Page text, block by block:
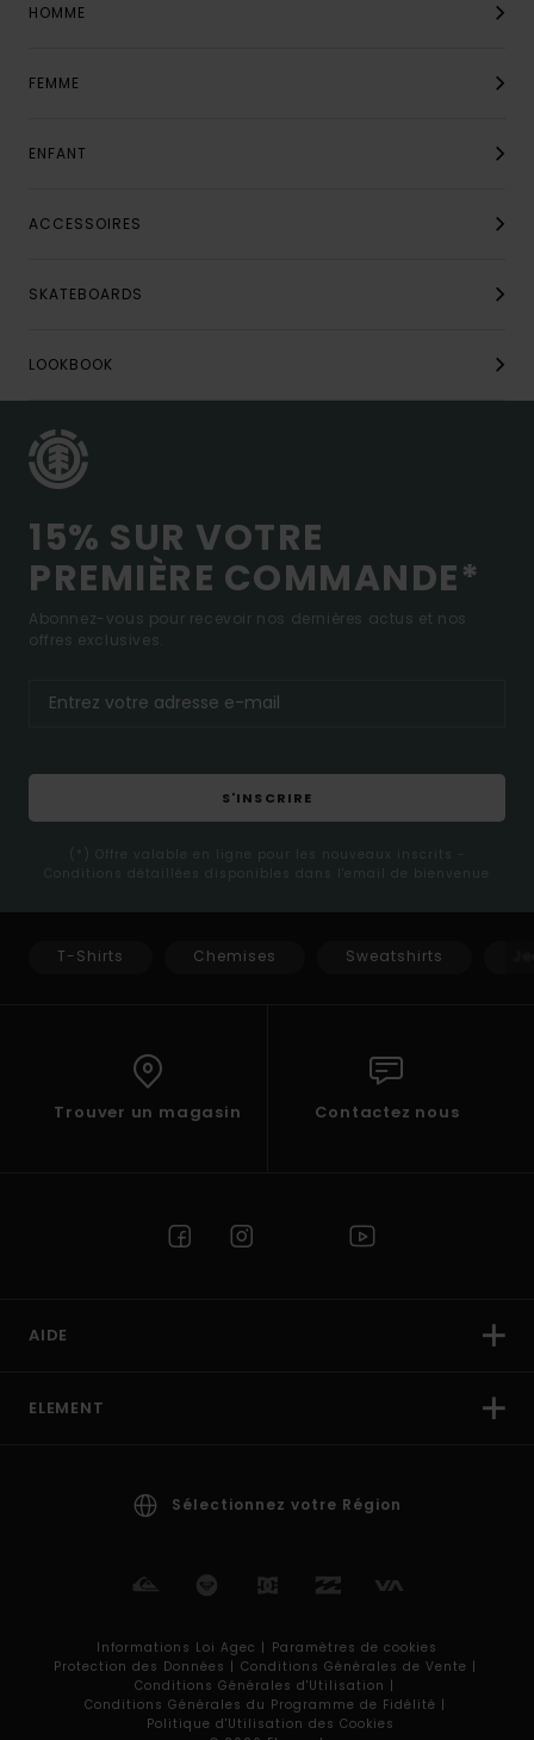
HOMME
FEMME
ENFANT
ACCESSOIRES
SKATEBOARDS
LOOKBOOK
15% SUR VOTRE
PREMIÈRE COMMANDE*
Abonnez-vous pour recevoir nos dernières actus et nos
offres exclusives.
S'INSCRIRE
(*) Offre valable en ligne pour les nouveaux inscrits -
Conditions détaillées disponibles dans l'email de bienvenue
T-Shirts Chemises Sweatshirts
Trouver un magasin Contactez nous
AIDE
ELEMENT
Sélectionnez votre Région
Informations Loi Agec | Paramètres de cookies
Protection des Données | Conditions Générales de Vente |
Conditions Générales d'Utilisation |
Conditions Générales du Programme de Fidélité |
Politique d'Utilisation des Cookies